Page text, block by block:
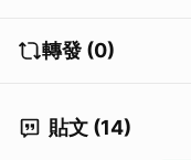
轉發 (0)
貼文 (14)